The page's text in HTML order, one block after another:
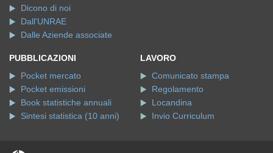
Dicono di noi
Dall'UNRAE
Dalle Aziende associate
PUBBLICAZIONI
Pocket mercato
Pocket emissioni
Book statistiche annuali
Sintesi statistica (10 anni)
LAVORO
Comunicato stampa
Regolamento
Locandina
Invio Curriculum